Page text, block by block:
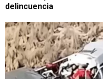
delincuencia